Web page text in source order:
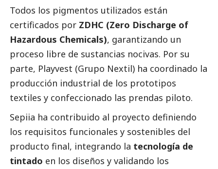
Todos los pigmentos utilizados están
certificados por ZDHC (Zero Discharge of
Hazardous Chemicals), garantizando un
proceso libre de sustancias nocivas. Por su
parte, Playvest (Grupo Nextil) ha coordinado la
producción industrial de los prototipos
textiles y confeccionado las prendas piloto.
Sepiia ha contribuido al proyecto definiendo
los requisitos funcionales y sostenibles del
producto final, integrando la tecnología de
tintado en los diseños y validando los